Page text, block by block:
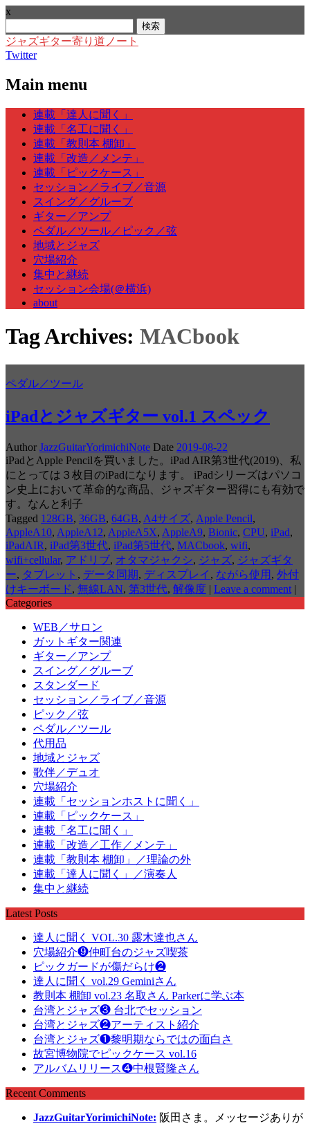
x
索:
ジャズギター寄り道ノート
Twitter
Main menu
Skip
content
連載「達人に聞く」
連載「名工に聞く」
連載「教則本 棚卸」
連載「改造／メンテ」
連載「ピックケース」
セッション／ライブ／音源
スイング／グルーブ
ギター／アンプ
ペダル／ツール／ピック／弦
地域とジャズ
穴場紹介
集中と継続
セッション会場(＠横浜)
about
Tag Archives: MACbook
ペダル／ツール
iPadとジャズギター vol.1 スペック
Author JazzGuitarYorimichiNote Date 2019-08-22
iPadとApple Pencilを買いました。iPad AIR第3世代(2019)、私
にとっては３枚目のiPadになります。 iPadシリーズはパソコ
ン史上において革命的な商品、ジャズギター習得にも有効で
す。なんと利子
Tagged 128GB, 36GB, 64GB, A4サイズ, Apple Pencil,
AppleA10, AppleA12, AppleA5X, AppleA9, Bionic, CPU, iPad,
iPadAIR, iPad第3世代, iPad第5世代, MACbook, wifi,
wifi+cellular, アドリブ, オタマジャクシ, ジャズ, ジャズギタ
ー, タブレット , データ同期, ディスプレイ , ながら使用 , 外付
けキーボード, 無線LAN, 第3世代, 解像度 | Leave a comment |
Categories
WEB／サロン
ガットギター関連
ギター／アンプ
スイング／グルーブ
スタンダード
セッション／ライブ／音源
ピック／弦
ペダル／ツール
代用品
地域とジャズ
歌伴／デュオ
穴場紹介
連載「セッションホストに聞く」
連載「ピックケース」
連載「名工に聞く」
連載「改造／工作／メンテ」
連載「教則本 棚卸」／理論の外
連載「達人に聞く」／演奏人
集中と継続
Latest Posts
達人に聞く VOL.30 露木達也さん
穴場紹介❾仲町台のジャズ喫茶
ピックガードが傷だらけ❷
達人に聞く vol.29 Geminiさん
教則本 棚卸 vol.23 名取さん Parkerに学ぶ本
台湾とジャズ❸ 台北でセッション
台湾とジャズ❷アーティスト紹介
台湾とジャズ❶黎明期ならではの面白さ
故宮博物院でピックケース vol.16
アルバムリリース❹中根賢隆さん
Recent Comments
JazzGuitarYorimichiNote: 阪田さま。メッセージありが